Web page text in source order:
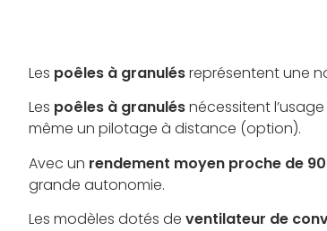
Les poêles à granulésreprésentent une
Les poêles à granulésnécessitent
même un pilotage à distance (option).
Avec un rendement moyen proche de
grande autonomie.
Les modèles dotés de ventilateur de